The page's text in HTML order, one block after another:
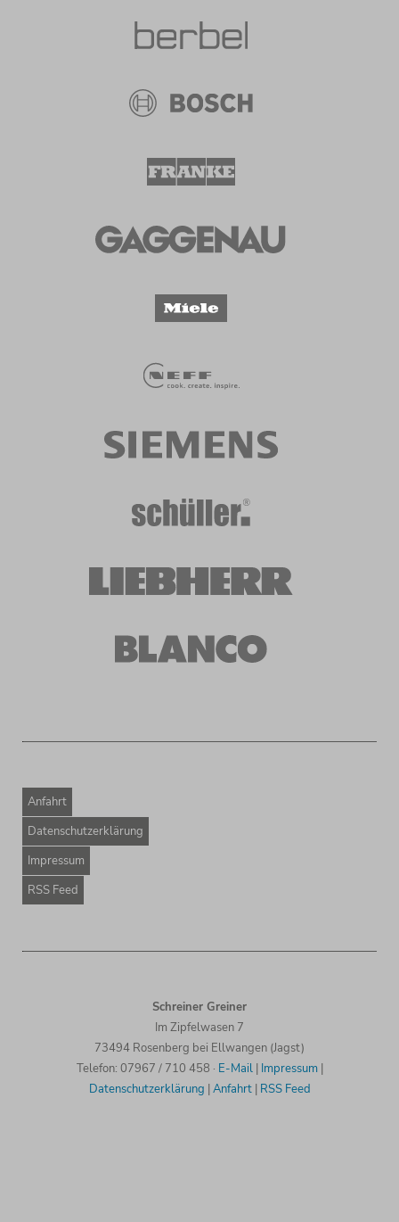
Anfahrt
Datenschutzerklärung
Impressum
RSS Feed
Schreiner Greiner
Im Zipfelwasen 7
73494 Rosenberg bei Ellwangen (Jagst)
Telefon: 07967 / 710 458 · E-Mail | Impressum|
Datenschutzerklärung |Anfahrt | RSS Feed